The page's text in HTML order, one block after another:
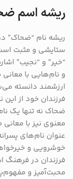
ریشه اسم
ریشه نام “ضحاک”
ستایشی و مثبت
“خیر” و “نجیب”
و نام‌هایی با
ارزشمند دانسته
فرزندان خود از
ضحاک نه تنها یک
معنوی نیز با
عنوان نام‌های
خوشرویی و
فرزندان در فرهنگ
محبت‌آمیز و